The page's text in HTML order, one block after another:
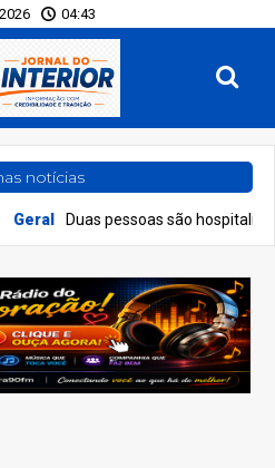
04:43
notícias
hospitalizadas por inalação de